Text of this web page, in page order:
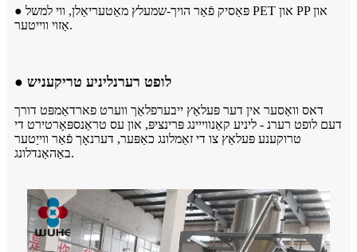
● פּאַסיק פֿאַר הויך-שמעלץ מאַטעריאַלן, ווי למשל PET און PP און
אַזוי ווייטער.
● לופט רערנליניע טריקעניש
דאס וואַסער אין דער פּעלאַץ ייבערפלאַך ווערט פארדאַמפּט דורך
דעם לופט רערנ - ליניע קאַנווייינג פּרינציפּ, און עס טראַנספּאָרטירט די
טרוקענע פּעלאַץ צו די זאַמלונג כאַפּער, דערנאָך פֿאַר ווייַטער
באַהאַנדלונג.